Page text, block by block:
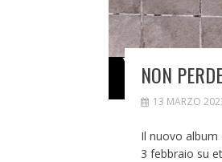
NON
13 MARZO
Il nuovo album
3 febbraio su